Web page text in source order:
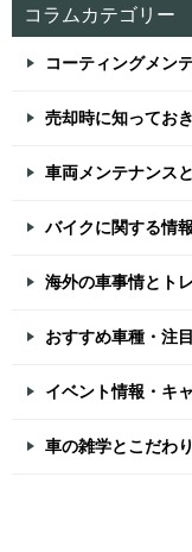
コラムカテゴリー
コーティングメン
売却時に知ってお
車両メンテナンス
バイクに関する情
海外の車事情とト
おすすめ車種・注
イベント情報・キ
車の雑学とこだわ